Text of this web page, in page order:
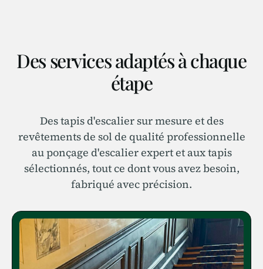
Des services adaptés à chaque
étape
Des tapis d'escalier sur mesure et des
revêtements de sol de qualité professionnelle
au ponçage d'escalier expert et aux tapis
sélectionnés, tout ce dont vous avez besoin,
fabriqué avec précision.